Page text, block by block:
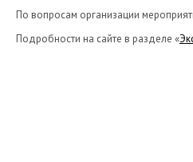
По вопросам организации
Подробности на сайте в разделе «